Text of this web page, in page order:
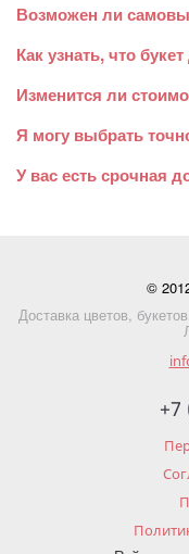
Возможен ли
Как узнать, что
Изменится ли
Я могу выбрать
У вас есть срочная
©
Доставка цветов,
+7